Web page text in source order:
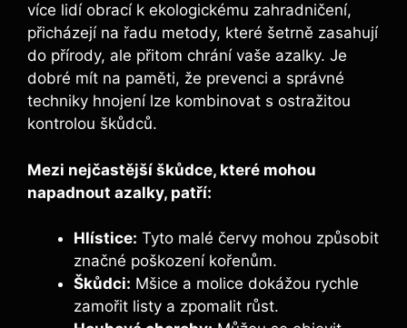
více lidí obrací k ekologickému ‌zahradničení,
přicházejí na řadu metody, které šetrně zasahují
do přírody, ⁤ale přitom chrání vaše azalky. Je
dobré mít na paměti, ‌že ‌prevenci ⁣a správné
techniky hnojení⁢ lze ‌kombinovat s⁤ ostražitou ​
kontrolou škůdců.
Mezi​ nejčastější škůdce, které mohou
napadnout azalky, patří:
Hlístice: Tyto malé červy mohou⁤ způsobit
značné poškození​ kořenům.
Škůdci: Mšice a molice dokážou rychle
zamořit listy a zpomalit růst.